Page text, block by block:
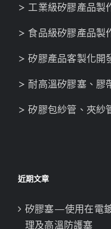
> 工業級矽膠產品製
> 食品級矽膠產品製
> 矽膠產品客製化開
> 耐高溫矽膠塞、膠
> 矽膠包紗管、夾紗
近期文章
矽膠塞—使用在電
理及高溫防護塞